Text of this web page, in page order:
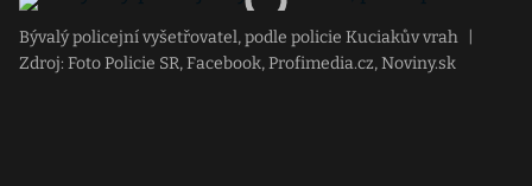
Bývalý policejní vyšetřovatel, podle policie Kuciakův vrah
Zdroj: Foto Policie SR, Facebook, Profimedia.cz, Noviny.sk